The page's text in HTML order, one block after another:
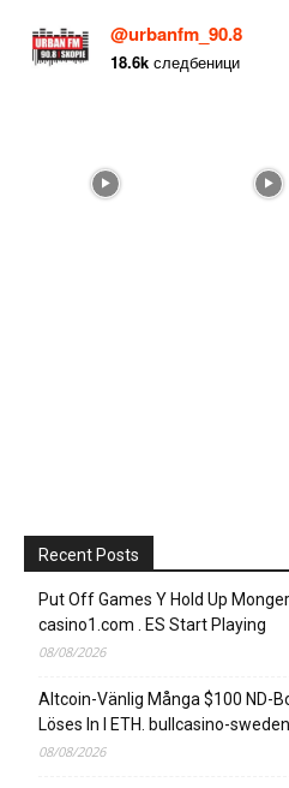
@urbanfm_90.8
18.6k следбеници
Recent Posts
Put Off Games Y Hold Up
casino1.com . ES Start Playing
08/08/2026
Altcoin-Vänlig Många $100 ND-
Löses In I ETH. bullcasino-
08/08/2026